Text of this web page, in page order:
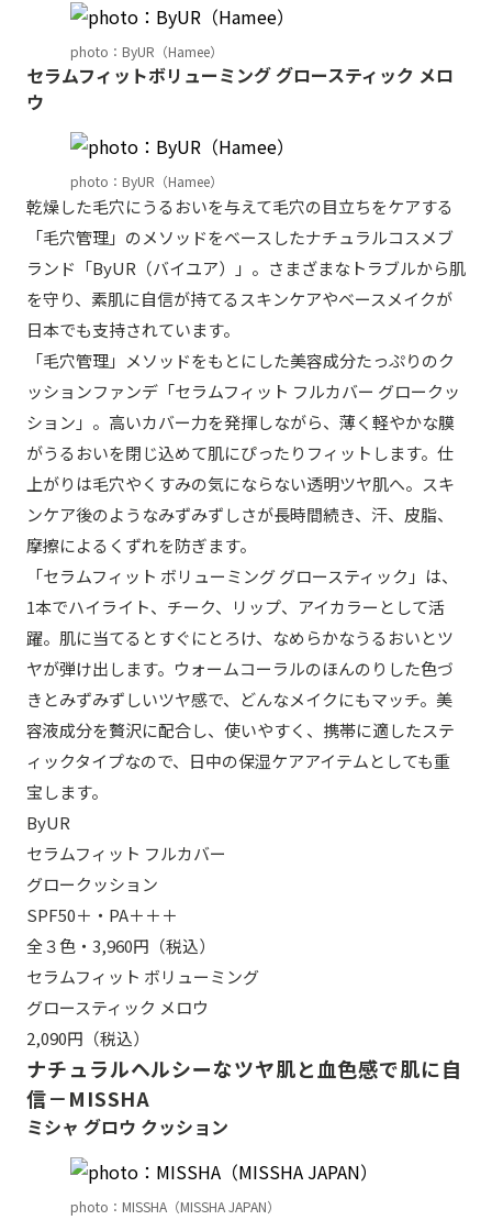
photo：ByUR（Hamee）
セラムフィットボリューミング グロースティック メロ
ウ
photo：ByUR（Hamee）
乾燥した毛穴にうるおいを与えて毛穴の目立ちをケアする
「毛穴管理」のメソッドをベースしたナチュラルコスメブ
ランド「ByUR（バイユア）」。さまざまなトラブルから肌
を守り、素肌に自信が持てるスキンケアやベースメイクが
日本でも支持されています。
「毛穴管理」メソッドをもとにした美容成分たっぷりのク
ッションファンデ「セラムフィット フルカバー グロークッ
ション」。高いカバー力を発揮しながら、薄く軽やかな膜
がうるおいを閉じ込めて肌にぴったりフィットします。仕
上がりは毛穴やくすみの気にならない透明ツヤ肌へ。スキ
ンケア後のようなみずみずしさが長時間続き、汗、皮脂、
摩擦によるくずれを防ぎます。
「セラムフィット ボリューミング グロースティック」は、
1本でハイライト、チーク、リップ、アイカラーとして活
躍。肌に当てるとすぐにとろけ、なめらかなうるおいとツ
ヤが弾け出します。ウォームコーラルのほんのりした色づ
きとみずみずしいツヤ感で、どんなメイクにもマッチ。美
容液成分を贅沢に配合し、使いやすく、携帯に適したステ
ィックタイプなので、日中の保湿ケアアイテムとしても重
宝します。
ByUR
セラムフィット フルカバー
グロークッション
SPF50＋・PA＋＋＋
全３色・3,960円（税込）
セラムフィット ボリューミング
グロースティック メロウ
2,090円（税込）
ナチュラルヘルシーなツヤ肌と血色感で肌に自
信－MISSHA
ミシャ グロウ クッション
photo：MISSHA（MISSHA JAPAN）